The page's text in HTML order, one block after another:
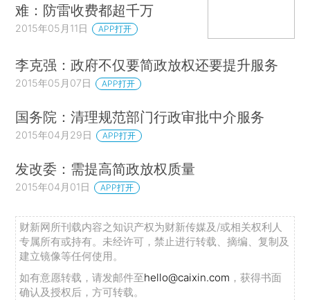
难：防雷收费都超千万
2015年05月11日 APP打开
李克强：政府不仅要简政放权还要提升服务
2015年05月07日 APP打开
国务院：清理规范部门行政审批中介服务
2015年04月29日 APP打开
发改委：需提高简政放权质量
2015年04月01日 APP打开
财新网所刊载内容之知识产权为财新传媒及/或相关权利人
专属所有或持有。未经许可，禁止进行转载、摘编、复制及
建立镜像等任何使用。
如有意愿转载，请发邮件至hello@caixin.com ，获得书面
确认及授权后，方可转载。